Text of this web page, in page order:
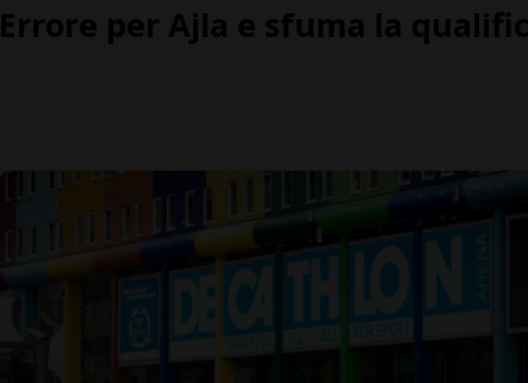
Errore per Ajla e sfuma la